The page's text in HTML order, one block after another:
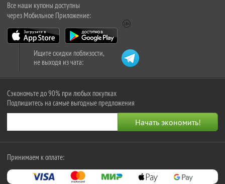
Все наши купоны доступны
через Мобильное Приложение:
Ищите скидки поблизости,
не выходя из чата:
Сэкономьте до 90% при любых покупках
Подпишитесь на самые выгодные предложения
Принимаем к оплате: